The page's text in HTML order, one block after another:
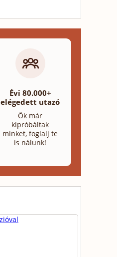
Évi 80.000+
elégedett utazó
Ők már
kipróbáltak
minket, foglalj te
is nálunk!